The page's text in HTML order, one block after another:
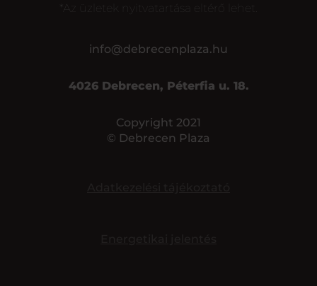
*Az üzletek nyitvatartása eltérő lehet.
info@debrecenplaza.hu
4026 Debrecen, Péterfia u. 18.
Copyright 2021
© Debrecen Plaza